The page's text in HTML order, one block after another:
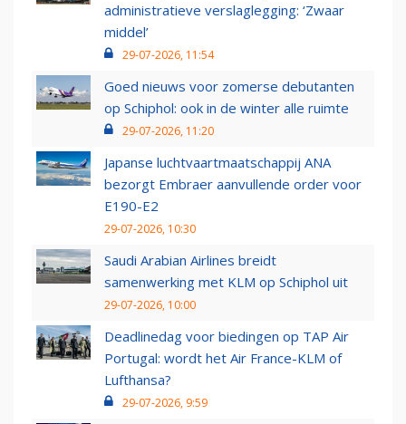
administratieve verslaglegging: ‘Zwaar
middel’
29-07-2026, 11:54
Goed nieuws voor zomerse debutanten
op Schiphol: ook in de winter alle ruimte
29-07-2026, 11:20
Japanse luchtvaartmaatschappij ANA
bezorgt Embraer aanvullende order voor
E190-E2
29-07-2026, 10:30
Saudi Arabian Airlines breidt
samenwerking met KLM op Schiphol uit
29-07-2026, 10:00
Deadlinedag voor biedingen op TAP Air
Portugal: wordt het Air France-KLM of
Lufthansa?
29-07-2026, 9:59